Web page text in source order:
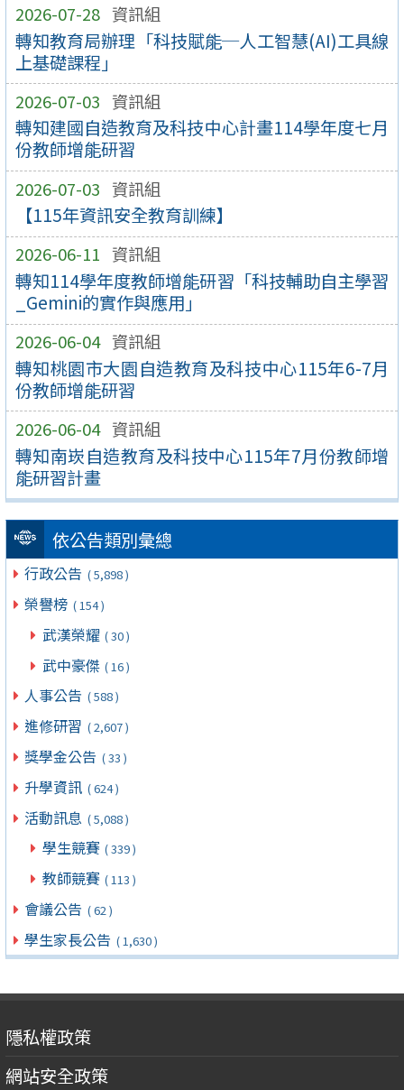
2026-07-28 資訊組
轉知教育局辦理「科技賦能─人工智慧(AI)工具線
上基礎課程」
2026-07-03 資訊組
轉知建國自造教育及科技中心計畫114學年度七月
份教師增能研習
2026-07-03 資訊組
【115年資訊安全教育訓練】
2026-06-11 資訊組
轉知114學年度教師增能研習「科技輔助自主學習
_Gemini的實作與應用」
2026-06-04 資訊組
轉知桃園市大園自造教育及科技中心115年6-7月
份教師增能研習
2026-06-04 資訊組
轉知南崁自造教育及科技中心115年7月份教師增
能研習計畫
依公告類別彙總
行政公告 ( 5,898 )
榮譽榜 ( 154 )
武漢榮耀 ( 30 )
武中豪傑 ( 16 )
人事公告 ( 588 )
進修研習 ( 2,607 )
獎學金公告 ( 33 )
升學資訊 ( 624 )
活動訊息 ( 5,088 )
學生競賽 ( 339 )
教師競賽 ( 113 )
會議公告 ( 62 )
學生家長公告 ( 1,630 )
隱私權政策
網站安全政策